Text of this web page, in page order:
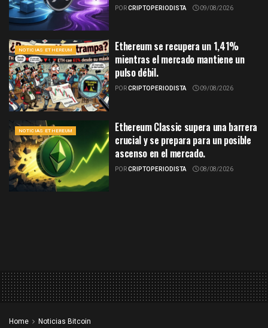
PORCRIPTOPERIODISTA 09/08/2026
NOTICIAS ETHEREUM
Ethereum se recupera un 1,41%
mientras el mercado mantiene un
pulso débil.
PORCRIPTOPERIODISTA 09/08/2026
NOTICIAS ETHEREUM
Ethereum Classic supera una barrera
crucial y se prepara para un posible
ascenso en el mercado.
PORCRIPTOPERIODISTA 08/08/2026
Home Noticias Bitcoin